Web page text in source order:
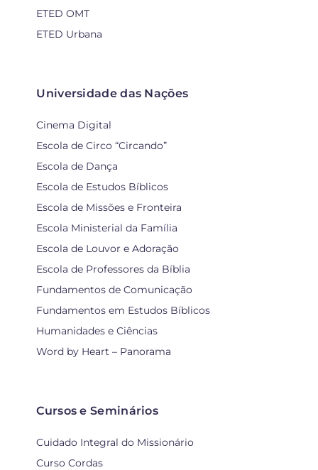
ETED OMT
ETED Urbana
Universidade das Nações
Cinema Digital
Escola de Circo “Circando”
Escola de Dança
Escola de Estudos Bíblicos
Escola de Missões e Fronteira
Escola Ministerial da Família
Escola de Louvor e Adoração
Escola de Professores da Bíblia
Fundamentos de Comunicação
Fundamentos em Estudos Bíblicos
Humanidades e Ciências
Word by Heart – Panorama
Cursos e Seminários
Cuidado Integral do Missionário
Curso Cordas